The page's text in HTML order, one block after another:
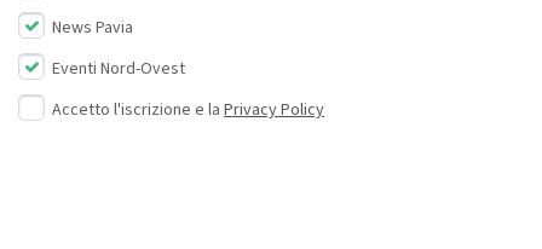
News Pavia
Eventi Nord-Ovest
Accetto l'iscrizione e la Privacy Policy